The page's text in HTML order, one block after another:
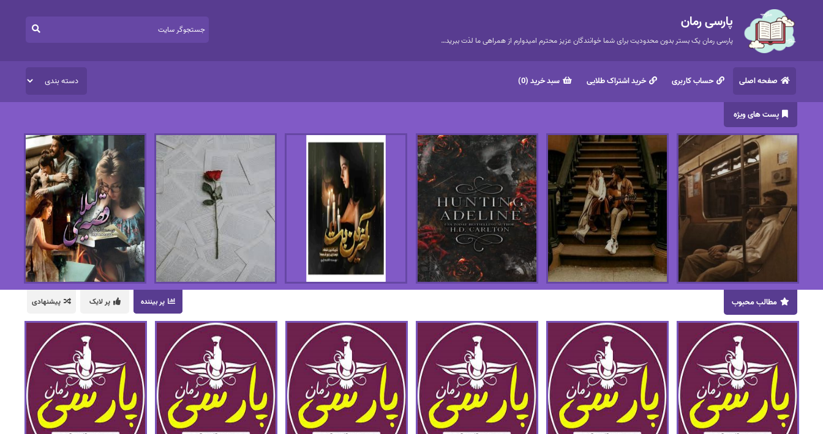
پارسی رمان
پارسی رمان یک بستر بدون محدودیت برای شما خوانندگان عزیز محترم امیدوارم از همراهی ما لذت ببرید…
صفحه اصلی حساب کاربری خرید اشتراک طلایی سبد خرید (0)
پست های ویژه
پر بیننده پر لایک پیشنهادی مطالب محبوب